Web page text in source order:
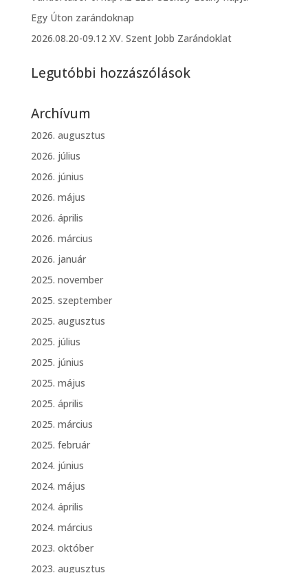
Egy Úton zarándoknap
2026.08.20-09.12 XV. Szent Jobb Zarándoklat
Legutóbbi hozzászólások
Archívum
2026. augusztus
2026. július
2026. június
2026. május
2026. április
2026. március
2026. január
2025. november
2025. szeptember
2025. augusztus
2025. július
2025. június
2025. május
2025. április
2025. március
2025. február
2024. június
2024. május
2024. április
2024. március
2023. október
2023. augusztus